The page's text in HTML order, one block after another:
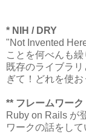
* NIH / DRY
"Not Invented
ことを何べんも繰
既存のライブラ
ぎて！どれを使お
** フレームワーク
Ruby on Rails が
ワークの話をして